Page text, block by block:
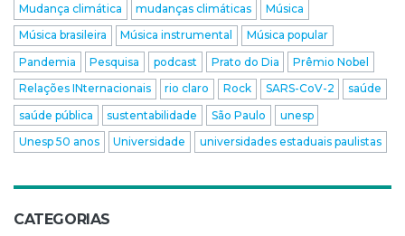
Mudança climática
mudanças climáticas
Música
Música brasileira
Música instrumental
Música popular
Pandemia
Pesquisa podcast Prato do Dia
Prêmio Nobel
Relações INternacionais
rio claro Rock SARS-CoV-2
saúde
saúde pública
sustentabilidade São Paulo
unesp
Unesp 50 anos
Universidade universidades estaduais paulistas
CATEGORIAS